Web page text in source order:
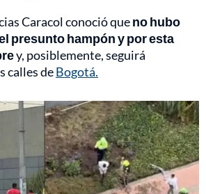
Caracol conoció queno hubo
presunto hampón y por esta
y, posiblemente, seguirá
calles deBogotá.